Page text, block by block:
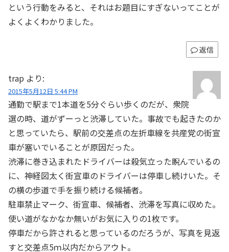
という行動をみると、それはお題目にすぎないってことが
よくよくわかりました。
返信
trap より:
2015年5月12日 5:44 PM
通勤で駅まで1本道を5分ぐらい歩くのだが、衆院
選の時、道がずーっと渋滞していた。事故でも起きたのか
と思っていたら、駅前の交差点の左折車線を共産党の街宣
車が塞いでいることが原因だった。
渋滞に巻き込まれたドライバーは殺気立った睨んでいるの
に、神経図太く街宣車のドライバーは停車し続けいた。そ
の横の歩道で手を振り続ける候補者。
駐車禁止マーク、街宣車、候補者、渋滞を写真に収めた。
使い道がなかなか無いがお気に入りの1枚です。
停車だから許されると思っているのだろうが、写真を見返
すと交差点5ｍ以内だからアウト。